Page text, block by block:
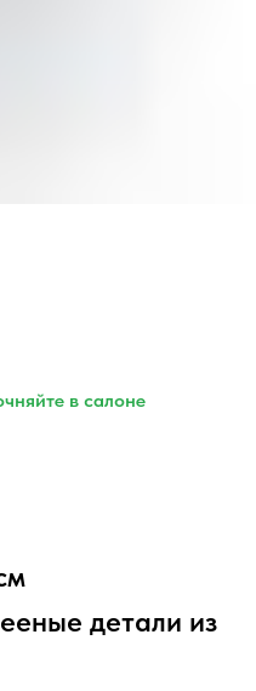
в салоне
детали из